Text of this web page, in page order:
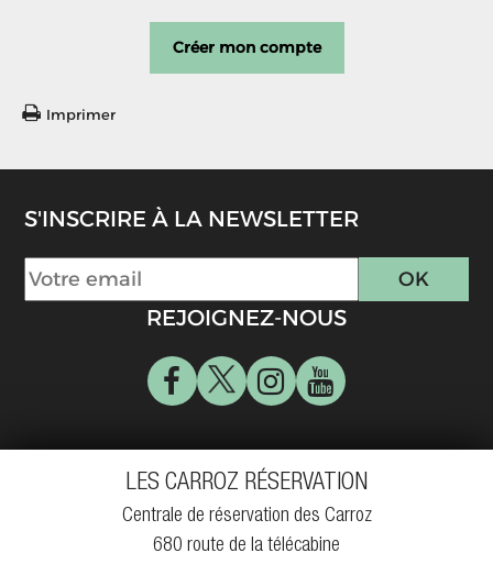
Créer mon compte
Imprimer
S'INSCRIRE À LA NEWSLETTER
REJOIGNEZ-NOUS
LES CARROZ RÉSERVATION
Centrale de réservation des Carroz
680 route de la télécabine